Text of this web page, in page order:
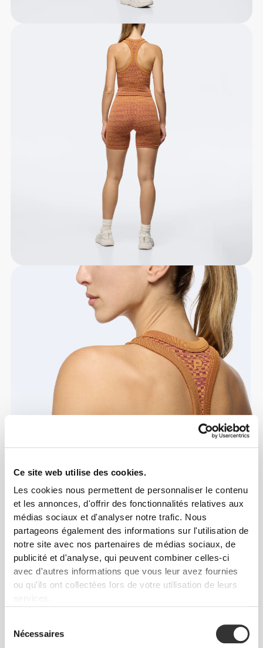
Ce site web utilise des cookies.
Les cookies nous permettent de personnaliser le contenu
et les annonces, d'offrir des fonctionnalités relatives aux
médias sociaux et d'analyser notre trafic. Nous
partageons également des informations sur l'utilisation de
notre site avec nos partenaires de médias sociaux, de
publicité et d'analyse, qui peuvent combiner celles-ci
avec d'autres informations que vous leur avez fournies
ou qu'ils ont collectées lors de votre utilisation de leurs
services.
Nécessaires
Info et Entretien
Avis généraux
De notre communauté Voir tout